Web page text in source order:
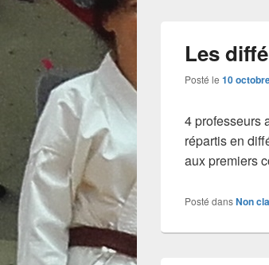
Les
Posté le 10
4 professeurs
répartis en
aux premiers
Posté dansNon